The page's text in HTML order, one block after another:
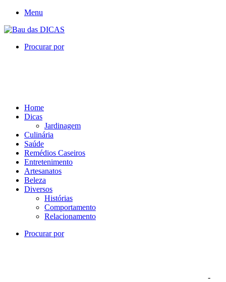
Menu
Procurar por
Home
Dicas
Jardinagem
Culinária
Saúde
Remédios Caseiros
Entretenimento
Artesanatos
Beleza
Diversos
Histórias
Comportamento
Relacionamento
Procurar por
-